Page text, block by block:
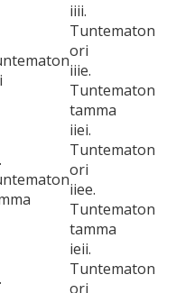
iiii.
Tuntematon
ori
iiie.
Tuntematon
tamma
iiei.
Tuntematon
ori
iiee.
Tuntematon
tamma
ieii.
Tuntematon
ori